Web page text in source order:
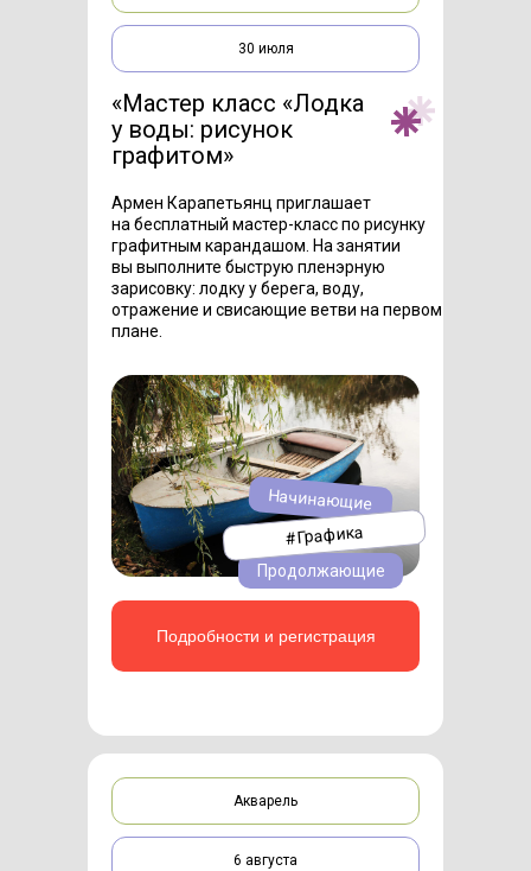
Подробности и регистрация
Армен Карапетьянц приглашает
на бесплатный мастер-класс по рисунку
графитным карандашом. На занятии
вы выполните быструю пленэрную
зарисовку: лодку у берега, воду,
отражение и свисающие ветви на первом
плане.
Продолжающие
Начинающие
#Графика
30 июля
«Мастер класс «Лодка
у воды: рисунок
графитом»
6 августа
Акварель